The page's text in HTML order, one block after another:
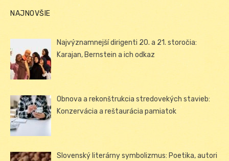
NAJNOVŠIE
Najvýznamnejší dirigenti 20. a 21. storočia:
Karajan, Bernstein a ich odkaz
Obnova a rekonštrukcia stredovekých stavieb:
Konzervácia a reštaurácia pamiatok
Slovenský literárny symbolizmus: Poetika, autori